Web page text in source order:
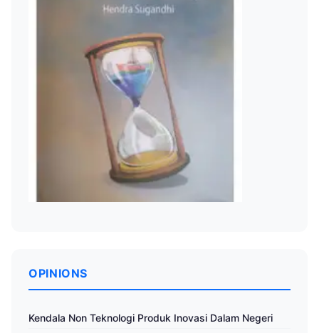
OPINIONS
Kendala Non Teknologi Produk Inovasi Dalam Negeri